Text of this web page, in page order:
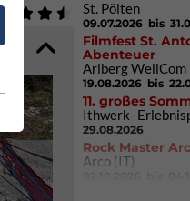
St. Pölten
09.07.2026 bis
Filmfest St.
Abenteuer
Arlberg WellCom
19.08.2026 bis
11. großes
Ithwerk-
29.08.2026
Rock Master
Arco (IT)
9. Eiskletter